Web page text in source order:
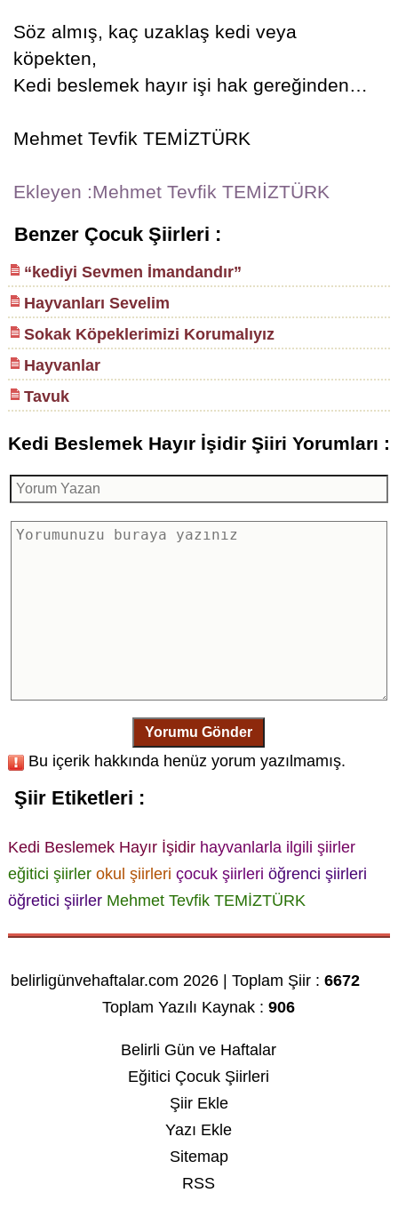
Söz almış, kaç uzaklaş kedi veya
köpekten,
Kedi beslemek hayır işi hak gereğinden…
Mehmet Tevfik TEMİZTÜRK
Ekleyen :Mehmet Tevfik TEMİZTÜRK
Benzer Çocuk Şiirleri :
“kediyi Sevmen İmandandır”
Hayvanları Sevelim
Sokak Köpeklerimizi Korumalıyız
Hayvanlar
Tavuk
Kedi Beslemek Hayır İşidir Şiiri Yorumları :
Yorumu Gönder
Bu içerik hakkında henüz yorum yazılmamış.
Şiir Etiketleri :
Kedi Beslemek Hayır İşidir hayvanlarla ilgili şiirler
eğitici şiirler okul şiirleri çocuk şiirleri öğrenci şiirleri
öğretici şiirler Mehmet Tevfik TEMİZTÜRK
belirligünvehaftalar.com 2026 | Toplam Şiir :6672
Toplam Yazılı Kaynak :906
Belirli Gün ve Haftalar
Eğitici Çocuk Şiirleri
Şiir Ekle
Yazı Ekle
Sitemap
RSS